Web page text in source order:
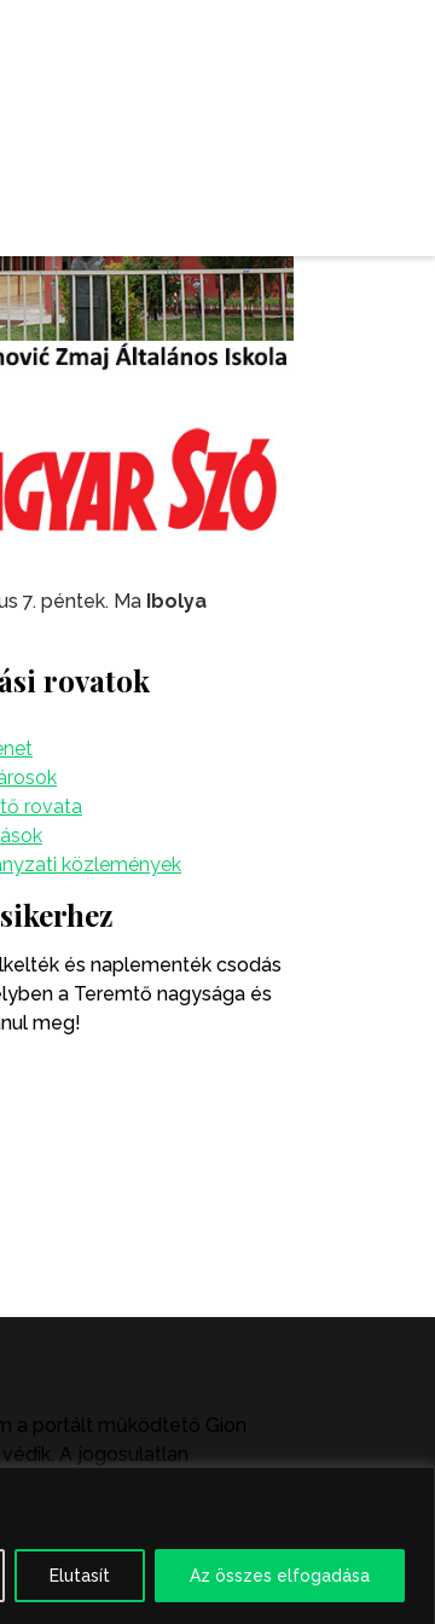
Elutasít Az összes elfogadása
7. péntek. Ma Ibolya
rovatok
rovata
közlemények
és naplementék csodás
a Teremtő nagysága és
meg!
a portált működtető Gion
A jogosulatlan